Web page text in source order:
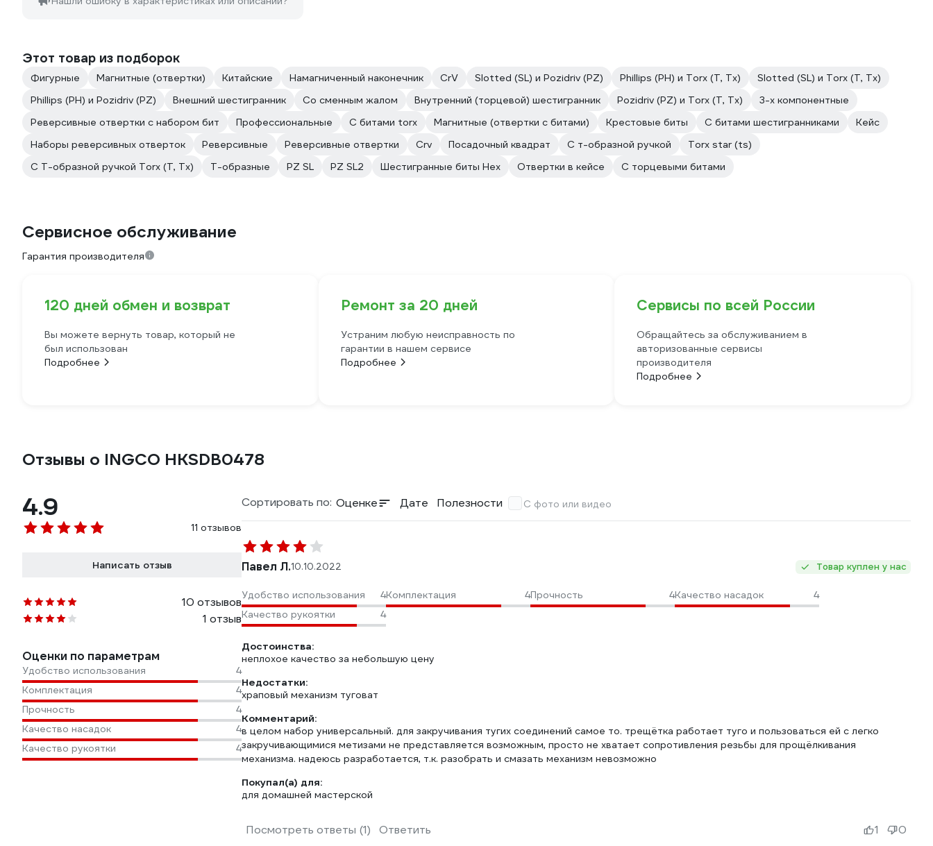
Этот товар из подборок
Фигурные Магнитные (отвертки) Китайские Намагниченный наконечник CrV Slotted (SL) и Pozidriv (PZ) Phillips (PH) и Torx (T, Tx)
Slotted (SL) и Torx (T, Tx)
Phillips (PH) и Pozidriv (PZ)
Внешний шестигранник Со сменным жалом Внутренний (торцевой) шестигранник Pozidriv (PZ) и Torx (T, Tx)
3-х компонентные
Реверсивные отвертки с набором бит
Профессиональные С битами torx Магнитные (отвертки с битами) Крестовые биты С битами шестигранниками
Кейс
Наборы реверсивных отверток
Реверсивные Реверсивные отвертки Crv Посадочный квадрат С т-образной ручкой
Torx star (ts)
С Т-образной ручкой Torx (T, Tx)
Т-образные PZ SL PZ SL2 Шестигранные биты Hex Отвертки в кейсе С торцевыми битами
Сервисное обслуживание
Гарантия производителя
120 дней обмен и возврат
Вы можете вернуть товар, который не
был использован
Подробнее
Ремонт за 20 дней
Устраним любую неисправность по
гарантии в нашем сервисе
Подробнее
Сервисы по всей России
Обращайтесь за обслуживанием в
авторизованные сервисы
производителя
Подробнее
Отзывы о INGCO HKSDB0478
4.9
11 отзывов
Написать отзыв
10 отзывов
1 отзыв
Оценки по параметрам
Удобство использования
4
Комплектация
4
Прочность
4
Качество насадок
4
Качество рукоятки
4
Сортировать по: Оценке Дате Полезности С фото или видео
Павел Л.10.10.2022 Товар куплен у нас
Удобство использования 4Комплектация 4Прочность 4Качество насадок
4
Качество рукоятки
4
Достоинства:
неплохое качество за небольшую цену
Недостатки:
храповый механизм туговат
Комментарий:
в целом набор универсальный. для закручивания тугих соединений самое то. трещётка работает туго и пользоваться ей с легко
закручивающимися метизами не представляется возможным, просто не хватает сопротивления резьбы для прощёлкивания
механизма. надеюсь разработается, т.к. разобрать и смазать механизм невозможно
Покупал(а) для:
для домашней мастерской
Посмотреть ответы (1) Ответить 1 0